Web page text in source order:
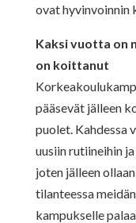
ovat hyvinvoinnin
Kaksi vuotta on
on koittanut
pääsevät jälleen
puolet. Kahdessa
uusiin rutiineihin
joten jälleen
tilanteessa
kampukselle